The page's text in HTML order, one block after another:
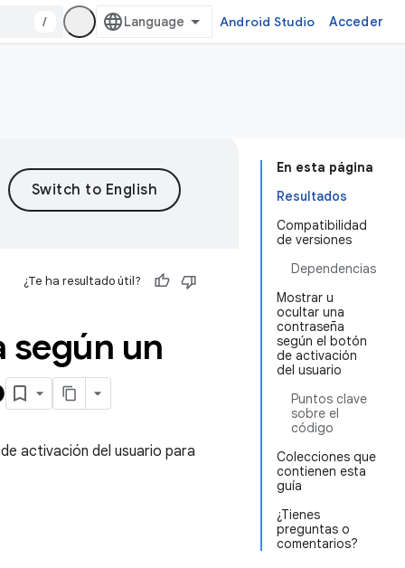
/ Android Studio Acceder
En esta página
Resultados
Compatibilidad
de versiones
Dependencias
Mostrar u
ocultar una
contraseña
según el botón
de activación
del usuario
Puntos clave
sobre el
código
Colecciones que
contienen esta
guía
¿Tienes
preguntas o
comentarios?
¿Te ha resultado útil?
un
activación del usuario para